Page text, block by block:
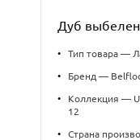
Дуб
• Тип товара —
• Бренд —
•
Коллекция —
12
•
Страна